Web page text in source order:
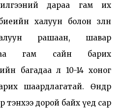
халуун болон зөөлөн
рашаан, шавар
гам сайн барих
багадаа л 10-14 хоног
шаардлагатай. Өндөр
тэнхээ дорой байх үед сар